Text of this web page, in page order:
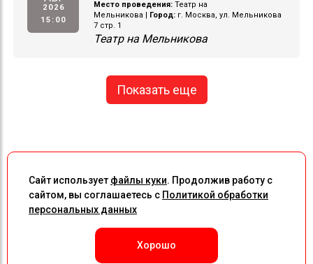
2026
15:00
Место проведения: Театр на
Мельникова
Город: г. Москва, ул. Мельникова
7 стр. 1
Театр на Мельникова
Показать еще
Сайт использует файлы куки. Продолжив работу с
сайтом, вы соглашаетесь с Политикой обработки
персональных данных
Хорошо